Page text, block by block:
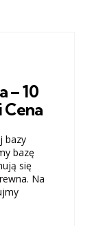
– 10
bazy
bazę
się
Na